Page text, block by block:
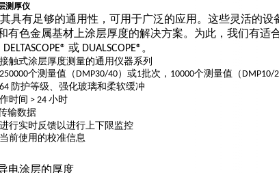
测厚仪
具有足够的通用性，可用于广泛的应用。这些灵活的设
有色金属基材上涂层厚度的解决方案。为此，我们有适
DELTASCOPE® 或 DUALSCOPE® 。
触式涂层厚度测量的通用仪器系列
250000个测量值（ DMP30/40）或1批次， 10000个测量值（ DMP10/
防护等级、强化玻璃和柔软缓冲
时间 > 24 小时
输数据
行实时反馈以进行上下限监控
前使用的校准信息
电涂层的厚度